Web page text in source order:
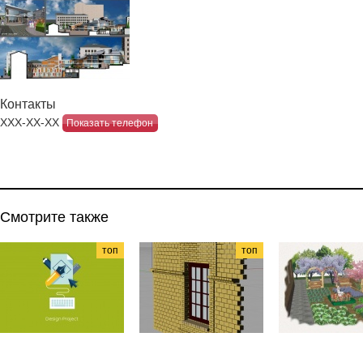
Контакты
ХХХ-ХХ-ХХ Показать телефон
Смотрите также
топ топ